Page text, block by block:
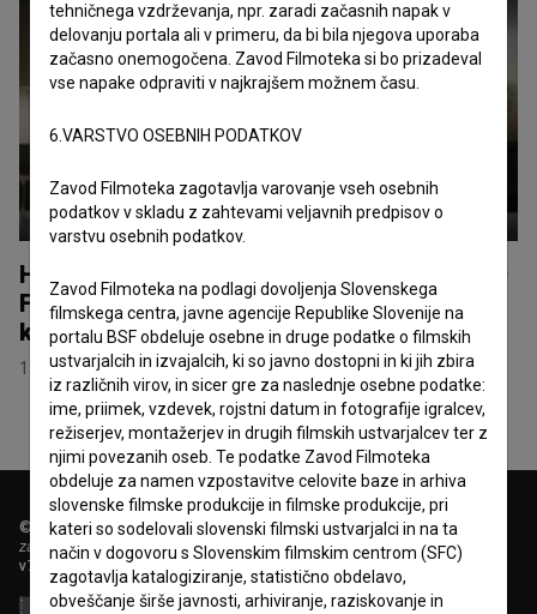
Hrvaški premieri filmov Zemljo krast in OHO
Film na letošnjem Cinehillu v Gorskem
kotarju
17. julij 2026
© 2018-2026, Filmoteka,
zavod za širjenje filmske kulture
v7.151.0
tehničnega vzdrževanja, npr. zaradi začasnih napak v
delovanju portala ali v primeru, da bi bila njegova uporaba
začasno onemogočena. Zavod Filmoteka si bo prizadeval
vse napake odpraviti v najkrajšem možnem času.
6.VARSTVO OSEBNIH PODATKOV
Zavod Filmoteka zagotavlja varovanje vseh osebnih
podatkov v skladu z zahtevami veljavnih predpisov o
varstvu osebnih podatkov.
Zavod Filmoteka na podlagi dovoljenja Slovenskega
filmskega centra, javne agencije Republike Slovenije na
portalu BSF obdeluje osebne in druge podatke o filmskih
ustvarjalcih in izvajalcih, ki so javno dostopni in ki jih zbira
iz različnih virov, in sicer gre za naslednje osebne podatke:
ime, priimek, vzdevek, rojstni datum in fotografije igralcev,
režiserjev, montažerjev in drugih filmskih ustvarjalcev ter z
njimi povezanih oseb. Te podatke Zavod Filmoteka
obdeluje za namen vzpostavitve celovite baze in arhiva
slovenske filmske produkcije in filmske produkcije, pri
kateri so sodelovali slovenski filmski ustvarjalci in na ta
način v dogovoru s Slovenskim filmskim centrom (SFC)
zagotavlja katalogiziranje, statistično obdelavo,
obveščanje širše javnosti, arhiviranje, raziskovanje in